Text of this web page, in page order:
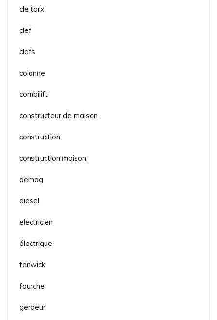
cle torx
clef
clefs
colonne
combilift
constructeur de maison
construction
construction maison
demag
diesel
electricien
électrique
fenwick
fourche
gerbeur